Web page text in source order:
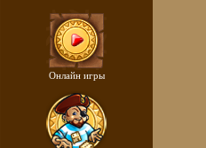
Онлайн игры